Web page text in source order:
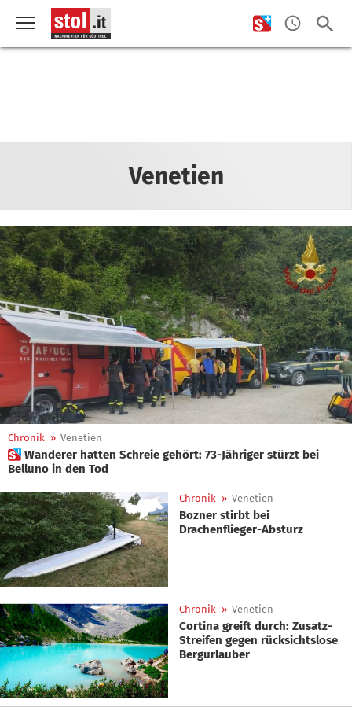
Venetien
Chronik » Venetien
 Wanderer hatten Schreie gehört: 73-Jähriger stürzt bei
Belluno in den Tod
Chronik » Venetien
Bozner stirbt bei
Drachenflieger-Absturz
Chronik » Venetien
Cortina greift durch: Zusatz-
Streifen gegen rücksichtslose
Bergurlauber